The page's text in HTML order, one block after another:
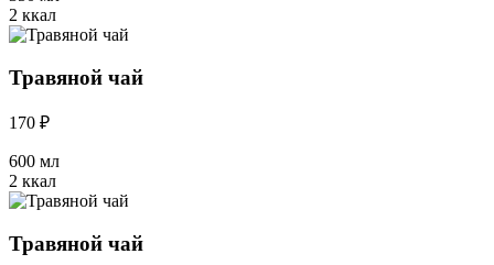
2 ккал
Травяной чай
170 ₽
600 мл
2 ккал
Травяной чай